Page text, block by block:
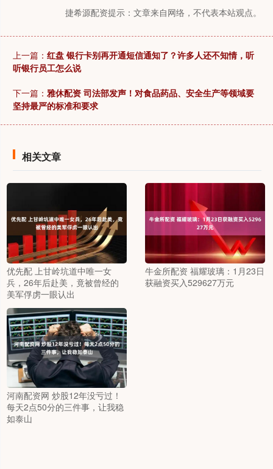
捷希源配资提示：文章来自网络，不代表本站观点。
上一篇： 红盘 银行卡别再开通短信通知了？许多人还不知情，听
听银行员工怎么说
下一篇： 雅休配资 司法部发声！对食品药品、安全生产等领域要
坚持最严的标准和要求
相关文章
优先配 上甘岭坑道中唯一女
兵，26年后赴美，竟被曾经的
美军俘虏一眼认出
牛金所配资 福耀玻璃：1月23日
获融资买入529627万元
河南配资网 炒股12年没亏过！
每天2点50分的三件事，让我稳
如泰山